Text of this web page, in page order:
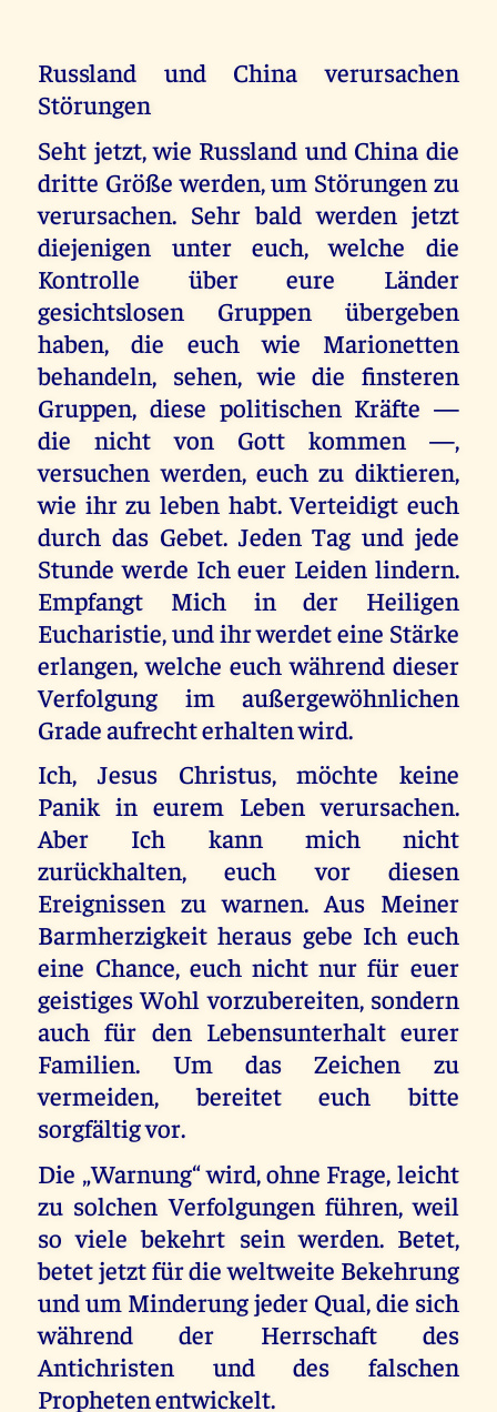
Russland und China verursachen
Störungen
Seht jetzt, wie Russland und China die
dritte Größe werden, um Störungen zu
verursachen. Sehr bald werden jetzt
diejenigen unter euch, welche die
Kontrolle über eure Länder
gesichtslosen Gruppen übergeben
haben, die euch wie Marionetten
behandeln, sehen, wie die finsteren
Gruppen, diese politischen Kräfte —
die nicht von Gott kommen —,
versuchen werden, euch zu diktieren,
wie ihr zu leben habt. Verteidigt euch
durch das Gebet. Jeden Tag und jede
Stunde werde Ich euer Leiden lindern.
Empfangt Mich in der Heiligen
Eucharistie, und ihr werdet eine Stärke
erlangen, welche euch während dieser
Verfolgung im außergewöhnlichen
Grade aufrecht erhalten wird.
Ich, Jesus Christus, möchte keine
Panik in eurem Leben verursachen.
Aber Ich kann mich nicht
zurückhalten, euch vor diesen
Ereignissen zu warnen. Aus Meiner
Barmherzigkeit heraus gebe Ich euch
eine Chance, euch nicht nur für euer
geistiges Wohl vorzubereiten, sondern
auch für den Lebensunterhalt eurer
Familien. Um das Zeichen zu
vermeiden, bereitet euch bitte
sorgfältig vor.
Die „Warnung“ wird, ohne Frage, leicht
zu solchen Verfolgungen führen, weil
so viele bekehrt sein werden. Betet,
betet jetzt für die weltweite Bekehrung
und um Minderung jeder Qual, die sich
während der Herrschaft des
Antichristen und des falschen
Propheten entwickelt.